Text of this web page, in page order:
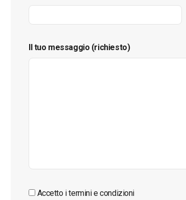
Il tuo messaggio (richiesto)
Accetto i termini e condizioni